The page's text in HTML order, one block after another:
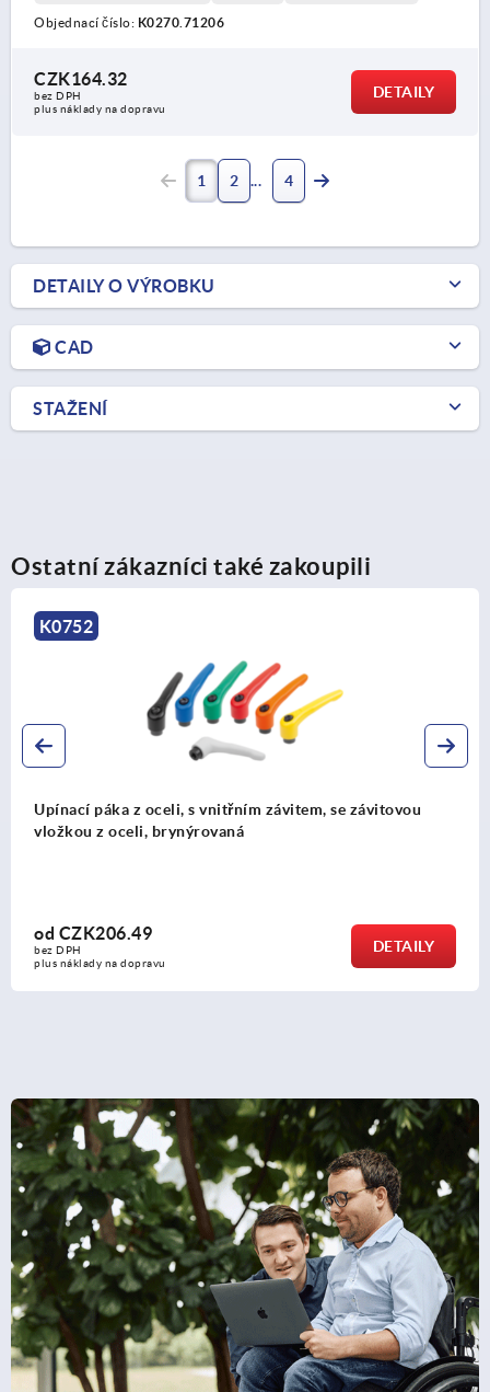
Objednací číslo: K0270.71206
CZK164.32
bez DPH
plus náklady na dopravu
DETAILY
1 2 4
DETAILY O VÝROBKU
CAD
STAŽENÍ
Ostatní zákazníci také zakoupili
se závitovou
Upínací páka ze zinkového
CZK104.60
plus náklady na dopravu